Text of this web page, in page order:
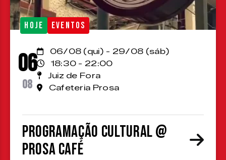
HOJE EVENTOS
06
08
06/08 (qui) - 29/08 (sáb)
18:30 - 22:00
Juiz de Fora
Cafeteria Prosa
Programação cultural @
Prosa Café